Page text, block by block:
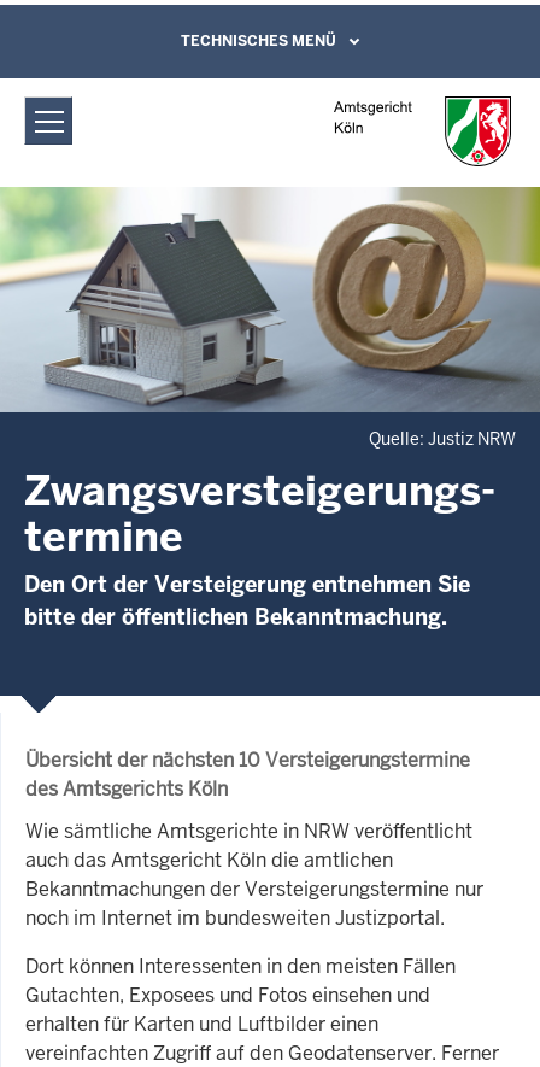
Amtsgericht Köln:
Zwangsversteigerungs­termine
Direkt zum Inhalt
Leichte Sprache, Gebärdensprachenvideo
und Kontaktformular
TECHNISCHES MENÜ
Quelle: Justiz NRW
Zwangsversteigerungs­
termine
Den Ort der Versteigerung entnehmen Sie
bitte der öffentlichen Bekanntmachung.
Übersicht der nächsten 10 Versteigerungstermine
des Amtsgerichts Köln
Wie sämtliche Amtsgerichte in NRW veröffentlicht
auch das Amtsgericht Köln die amtlichen
Bekanntmachungen der Versteigerungstermine nur
noch im Internet im bundesweiten Justizportal.
Dort können Interessenten in den meisten Fällen
Gutachten, Exposees und Fotos einsehen und
erhalten für Karten und Luftbilder einen
vereinfachten Zugriff auf den Geodatenserver. Ferner